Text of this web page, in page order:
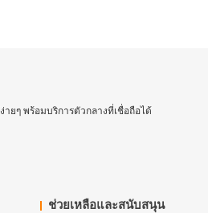
ยๆ พร้อมบริการตัวกลางที่เชื่อถือได้
ช่วยเหลือและสนับสนุน